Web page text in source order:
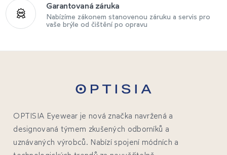
Garantovaná záruka
Nabízíme zákonem stanovenou záruku a servis pro
vaše brýle od čištění po opravu
OPTISIA Eyewear je nová značka navržená a
designovaná týmem zkušených odborníků a
uznávaných výrobců. Nabízí spojení módních a